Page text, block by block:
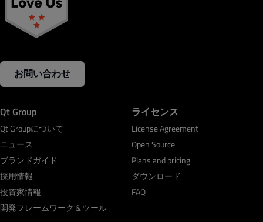
お問い合わせ
Qt Group
Qt Groupについて
ニュース
ブランドガイド
採用情報
投資家情報
開発フレームワーク＆ツール
ライセンス
License Agreement
Open Source
Plans and pricing
ダウンロード
FAQ